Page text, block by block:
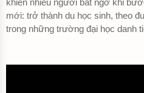
khiến nhiều người bất ngờ khi
mới: trở thành du học sinh, theo
trong những trường đại học danh